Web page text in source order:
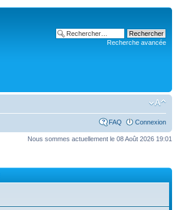
Recherche avancée
FAQ Connexion
Nous sommes actuellement le 08 Août 2026 19:01